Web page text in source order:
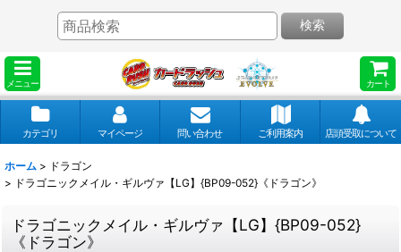
メニュー カート
検索
カテゴリ マイページ 問い合わせ ご利用案内 店頭受取について
ホーム > ドラゴン
> ドラゴニックメイル・ギルヴァ【LG】{BP09-052}《ドラゴン》
ドラゴニックメイル・ギルヴァ【LG】{BP09-052}
《ドラゴン》